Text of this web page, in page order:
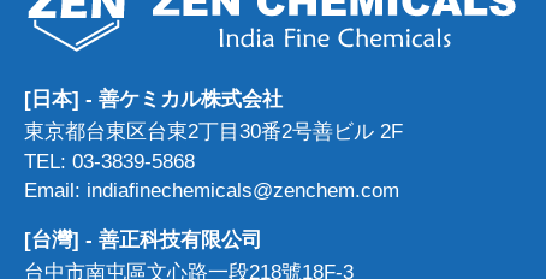
[日本] - 善ケミカル株式会社
東京都台東区台東2丁目30番2号善ビル 2F
TEL: 03-3839-5868
Email: indiafinechemicals@zenchem.com
[台灣] - 善正科技有限公司
台中市南屯區文心路一段218號18F-3